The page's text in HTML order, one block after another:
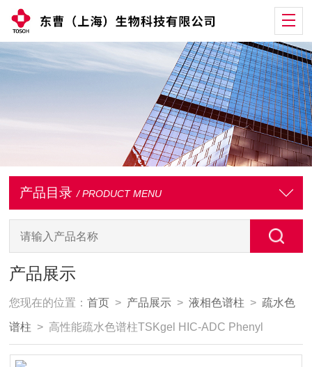
产品目录 / PRODUCT MENU
产品展示
您现在的位置：首页 > 产品展示 >液相色谱柱 > 疏水色
谱柱 > 高性能疏水色谱柱TSKgel HIC-ADC Phenyl